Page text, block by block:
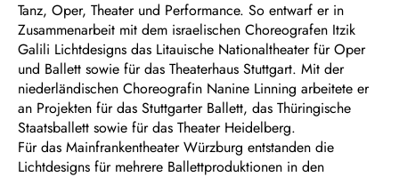
Tanz, Oper, Theater und Performance. So entwarf er in
Zusammen­arbeit mit dem israelischen Choreogra­fen Itzik
Galili Lichtdesigns das Litaui­sche Nationaltheater für Oper
und Ballett sowie für das Theaterhaus Stuttgart. Mit der
niederländischen Choreografin Nani­ne Linning arbeitete er
an Projekten für das Stuttgarter Ballett, das Thüringische
Staatsballett sowie für das Theater Hei­delberg.
Für das Mainfrankentheater Würzburg entstanden die
Lichtdesigns für mehrere Ballettproduktionen in den